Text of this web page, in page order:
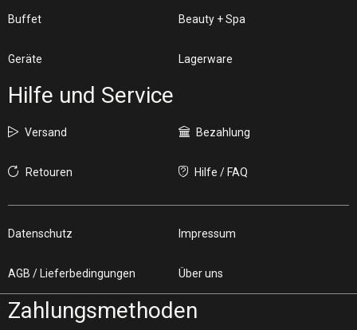
Buffet Beauty + Spa
Geräte Lagerware
Hilfe und Service
Versand Bezahlung
Retouren Hilfe / FAQ
Datenschutz Impressum
AGB / Lieferbedingungen Über uns
Zahlungsmethoden